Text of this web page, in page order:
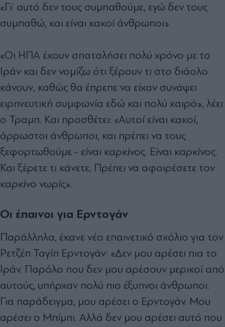
«Γι’ αυτό δεν τους συμπαθούμε, εγώ δεν τους
συμπαθώ, και είναι κακοί άνθρωποι».
«Οι ΗΠΑ έχουν σπαταλήσει πολύ χρόνο με το
Ιράν και δεν νομίζω ότι ξέρουν τι στο διάολο
κάνουν, καθώς θα έπρεπε να είχαν συνάψει
ειρηνευτική συμφωνία εδώ και πολύ καιρό», λέει
ο Τραμπ. Και προσθέτει: «Αυτοί είναι κακοί,
άρρωστοι άνθρωποι, και πρέπει να τους
ξεφορτωθούμε - είναι καρκίνος. Είναι καρκίνος.
Και ξέρετε τι κάνετε; Πρέπει να αφαιρέσετε τον
καρκίνο νωρίς».
Οι έπαινοι για Ερντογάν
Παράλληλα, έκανε νέο επαινετικό σχόλιο για τον
Ρετζέπ Ταγίπ Ερντογάν: «Δεν μου αρέσει πια το
Ιράν. Παρόλο που δεν μου αρέσουν μερικοί από
αυτούς, υπήρχαν πολύ πιο έξυπνοι άνθρωποι.
Για παράδειγμα, μου αρέσει ο Ερντογάν. Μου
αρέσει ο Μπίμπι. Αλλά δεν μου αρέσει αυτό που